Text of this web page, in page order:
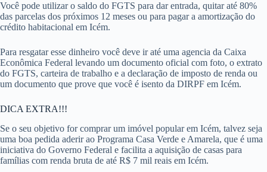
Você pode utilizar o saldo do FGTS para dar entrada, quitar até 80%
das parcelas dos próximos 12 meses ou para pagar a amortização do
crédito habitacional em Icém.
Para resgatar esse dinheiro você deve ir até uma agencia da Caixa
Econômica Federal levando um documento oficial com foto, o extrato
do FGTS, carteira de trabalho e a declaração de imposto de renda ou
um documento que prove que você é isento da DIRPF em Icém.
DICA EXTRA!!!
Se o seu objetivo for comprar um imóvel popular em Icém, talvez seja
uma boa pedida aderir ao Programa Casa Verde e Amarela, que é uma
iniciativa do Governo Federal e facilita a aquisição de casas para
famílias com renda bruta de até R$ 7 mil reais em Icém.